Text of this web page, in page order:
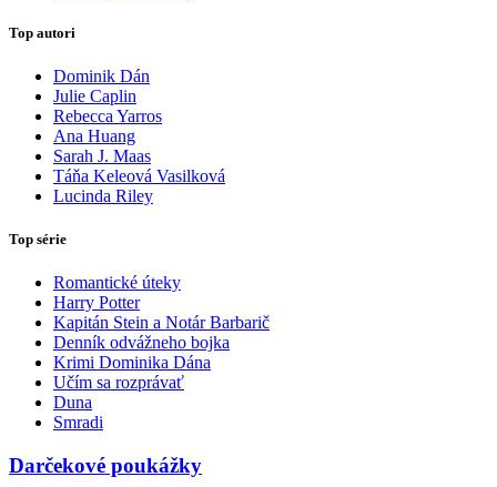
Top autori
Dominik Dán
Julie Caplin
Rebecca Yarros
Ana Huang
Sarah J. Maas
Táňa Keleová Vasilková
Lucinda Riley
Top série
Romantické úteky
Harry Potter
Kapitán Stein a Notár Barbarič
Denník odvážneho bojka
Krimi Dominika Dána
Učím sa rozprávať
Duna
Smradi
Darčekové poukážky